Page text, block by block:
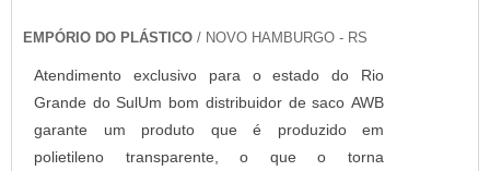
orçamento..
EMPÓRIO DO PLÁSTICO / NOVO HAMBURGO - RS
Atendimento exclusivo para o estado do Rio
Grande do SulUm bom distribuidor de saco AWB
garante um produto que é produzido em
polietileno transparente, o que o torna